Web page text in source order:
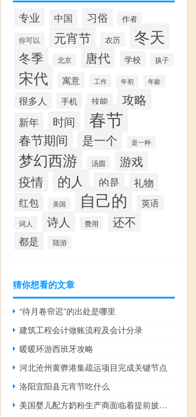
专业 中国 习俗 作者
你可以 元宵节 农历 冬天
冬季 北京 唐代 学校 孩子
宋代 寓意 工作 年初 年龄
很多人 手机 技能 攻略
新年 时间 春节
春节期间 是一个 是一种
梦幻西游 汤圆 游戏
疫情 的人 的是
礼物
红包
美国 自己的 英语
词人 诗人 费用 还不
都是 陆游
猜你想看的文章
“待月卷帘迟”的出处是哪里
建筑工程会计做账流程及会计分录
暖暖环游西班牙攻略
河北沧州黄骅港集疏运项目完成关键节点
洛阳宜阳县元宵节吃什么
美国婴儿配方奶粉生产商面临着提前披露污染情况的压力